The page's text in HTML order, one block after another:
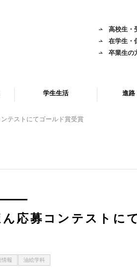
高校生・
在学生・
卒業生の
学生生活 進路
テストにてゴールド賞受賞
応募コンテストに
情報 油絵学科